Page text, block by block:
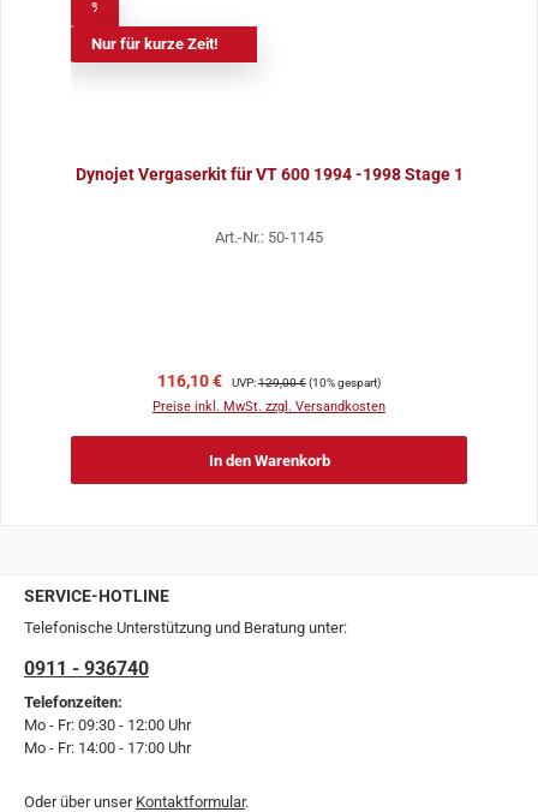
Nur für kurze Zeit!
Dynojet Vergaserkit für VT 600 1994 -1998 Stage 1
Art.-Nr.: 50-1145
Verkaufspreis:
116,10 € Regulärer Preis:
UVP:129,00 €(10% gespart)
Preise inkl. MwSt. zzgl. Versandkosten
In den Warenkorb
SERVICE-HOTLINE
Telefonische Unterstützung und Beratung unter:
0911 - 936740
Telefonzeiten:
Mo - Fr: 09:30 - 12:00 Uhr
Mo - Fr: 14:00 - 17:00 Uhr
Oder über unser Kontaktformular.